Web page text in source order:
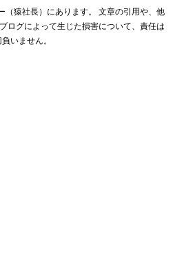
（猿社長）にあります。 文章の引用や、他
ログによって生じた損害について、責任は
いません。